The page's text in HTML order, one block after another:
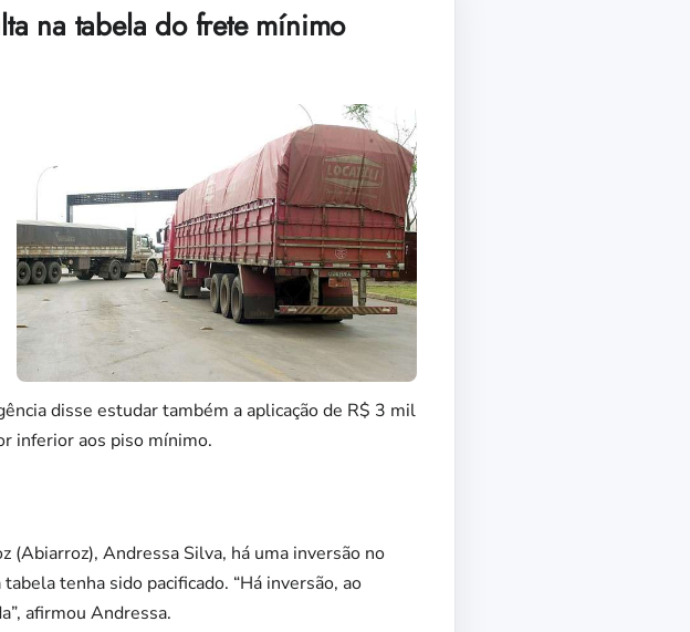
na tabela do frete mínimo
disse estudar também a aplicação de R$ 3 mil
inferior aos piso mínimo.
(Abiarroz), Andressa Silva, há uma inversão no
tenha sido pacificado. “Há inversão, ao
afirmou Andressa.